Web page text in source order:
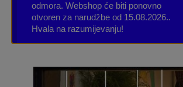
odmora. Webshop će biti ponovno
otvoren za narudžbe od 15.08.2026..
Hvala na razumijevanju!